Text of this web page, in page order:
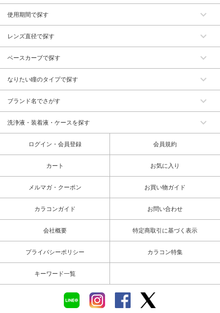
使用期間で探す
レンズ直径で探す
ベースカーブで探す
なりたい瞳のタイプで探す
ブランド名でさがす
洗浄液・装着液・ケースを探す
ログイン・会員登録 会員規約
カート お気に入り
メルマガ・クーポン お買い物ガイド
カラコンガイド お問い合わせ
会社概要 特定商取引に基づく表示
プライバシーポリシー カラコン特集
キーワード一覧